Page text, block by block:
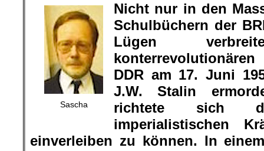
Sascha
Nicht nur in den
Schulbüchern der
Lügen
DDR am 17. Juni
J.W. Stalin
richtete sich
imperialistischen
einverleiben zu können. In